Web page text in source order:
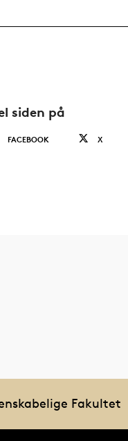
siden på
FACEBOOK X
Fakultet